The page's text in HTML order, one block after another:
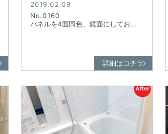
2019.02.09
No.0160
パネルを4面同色、鏡面にしてお...
詳細はコチラ